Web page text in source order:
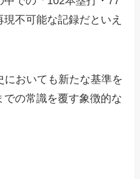
不可能な記録だといえ
おいても新たな基準を
の常識を覆す象徴的な